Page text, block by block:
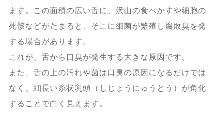
ます。この面積の広い舌に、沢山の食べかすや細胞の
死骸などがたまると、そこに細菌が繁殖し腐敗臭を発
する場合があります。
これが、舌から口臭が発生する大きな原因です。
また、舌の上の汚れや菌は口臭の原因になるだけでは
なく、細長い糸状乳頭（しじょうにゅうとう）が角化
することで白く見えます。